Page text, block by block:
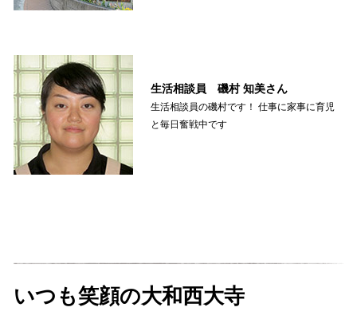
生活相談員 磯村 知美さん
生活相談員の磯村です！ 仕事に家事に育児
と毎日奮戦中です
いつも笑顔の大和西大寺